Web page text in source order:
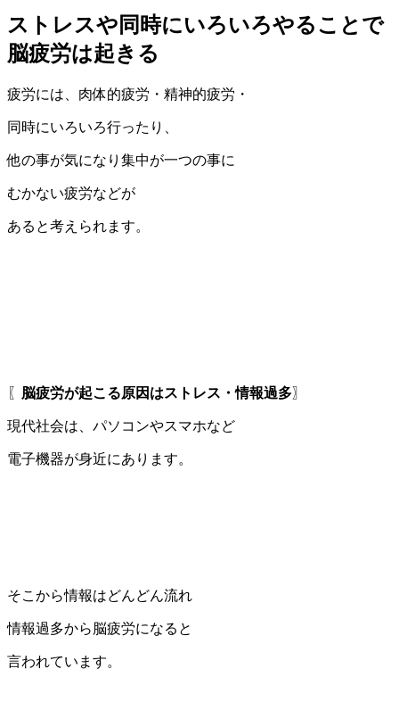
ストレスや同時にいろいろやることで
脳疲労は起きる
疲労には、肉体的疲労・精神的疲労・
同時にいろいろ行ったり、
他の事が気になり集中が一つの事に
むかない疲労などが
あると考えられます。
〖 脳疲労が起こる原因はストレス・情報過多〗
現代社会は、パソコンやスマホなど
電子機器が身近にあります。
そこから情報はどんどん流れ
情報過多から脳疲労になると
言われています。